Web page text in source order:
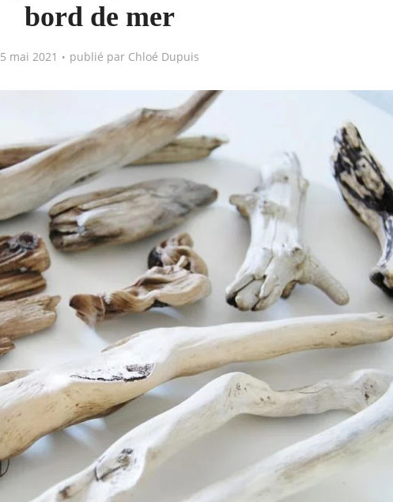
bord de mer
5 mai 2021 publié par Chloé Dupuis